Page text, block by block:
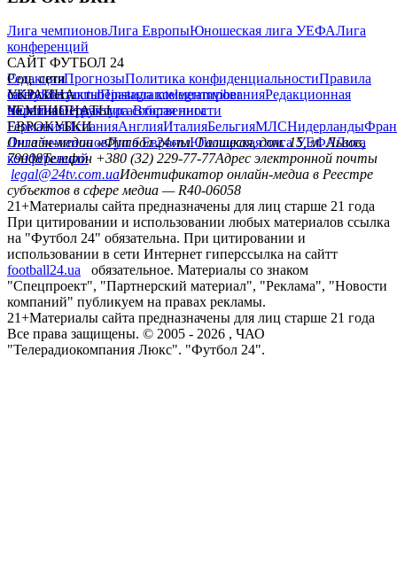
Лига чемпионовЛига ЕвропыЮношеская лига УЕФАЛига
конференций
САЙТ ФУТБОЛ 24
РедакцияПрогнозыПолитика конфиденциальностиПравила
сайтуКонтактыПравила комментированияРедакционная
политикаСтруктура собственности
Соц. сети
facebookxyoutubeinstagramtelegramviber
УКРАИНА
УкраинаПервая лигаВторая лига
ЧЕМПИОНАТЫ
ГерманияИспанияАнглияИталияБельгияМЛСНидерланды
ЕВРОКУБКИ
Лига чемпионовЛига ЕвропыЮношеская лига УЕФАЛига
конференций
Онлайн-медиа «Футбол 24»пл. Галицкая, дом. 15, м. Львов,
79008Телефон +380 (32) 229-77-77Адрес электронной почты
legal@24tv.com.uaИдентификатор онлайн-медиа в Реестре
субъектов в сфере медиа — R40-06058
21+Материалы сайта предназначены для лиц старше 21 года
При цитировании и использовании любых материалов ссылка
на "Футбол 24" обязательна. При цитировании и
использовании в сети Интернет гиперссылка на сайтт
football24.ua
обязательное. Материалы со знаком
"Спецпроект", "Партнерский материал", "Реклама", "Новости
компаний" публикуем на правах рекламы.
21+Материалы сайта предназначены для лиц старше 21 года
Все права защищены. © 2005 - 2026 , ЧАО
"Телерадиокомпания Люкс". "Футбол 24".